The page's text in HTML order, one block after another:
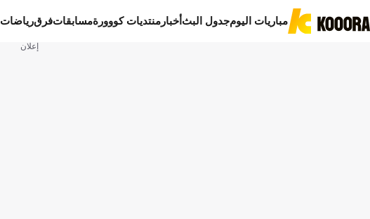
مباريات اليومجدول البثأخبار منتديات كووورةمسابقاتفرقرياضات
إعلان